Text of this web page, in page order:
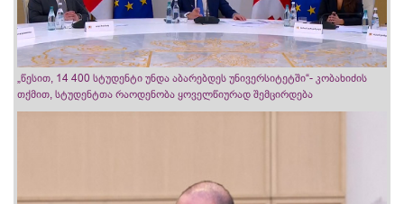
„წესით, 14 400 სტუდენტი უნდა აბარებდეს უნივერსიტეტში“- კობახიძის
თქმით, სტუდენტთა რაოდენობა ყოველწიურად შემცირდება